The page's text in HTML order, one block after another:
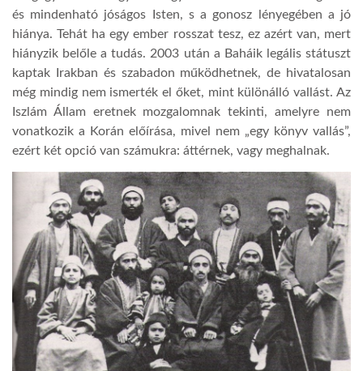
és mindenható jóságos Isten, s a gonosz lényegében a jó
hiánya. Tehát ha egy ember rosszat tesz, ez azért van, mert
hiányzik belőle a tudás. 2003 után a Baháik legális státuszt
kaptak Irakban és szabadon működhetnek, de hivatalosan
még mindig nem ismerték el őket, mint különálló vallást. Az
Iszlám Állam eretnek mozgalomnak tekinti, amelyre nem
vonatkozik a Korán előírása, mivel nem „egy könyv vallás”,
ezért két opció van számukra: áttérnek, vagy meghalnak.